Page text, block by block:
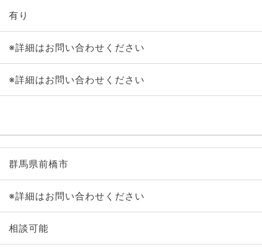
有り
※詳細はお問い合わせください
※詳細はお問い合わせください
群馬県前橋市
※詳細はお問い合わせください
相談可能